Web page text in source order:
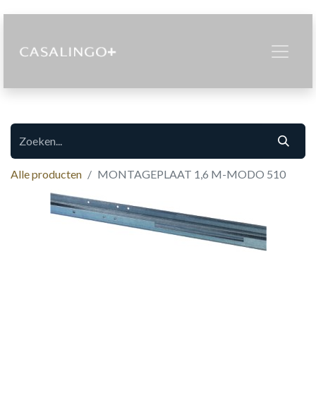
Alle producten MONTAGEPLAAT 1,6 M-MODO 510